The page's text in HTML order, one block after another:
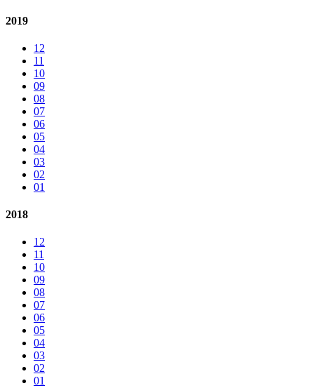
2019
12
11
10
09
08
07
06
05
04
03
02
01
2018
12
11
10
09
08
07
06
05
04
03
02
01